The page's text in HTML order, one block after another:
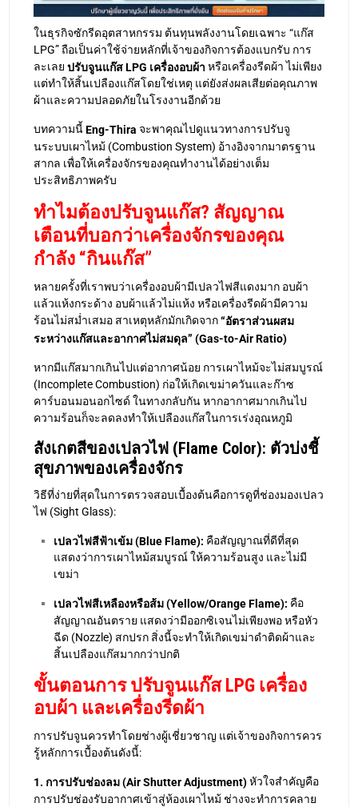
ในธุรกิจซักรีดอุตสาหกรรม ต้นทุนพลังงานโดยเฉพาะ “แก๊ส
LPG” ถือเป็นค่าใช้จ่ายหลักที่เจ้าของกิจการต้องแบกรับ การ
ละเลยปรับจูนแก๊ส LPG เครื่องอบผ้า หรือเครื่องรีดผ้า ไม่เพียง
แต่ทำให้สิ้นเปลืองแก๊สโดยใช่เหตุ แต่ยังส่งผลเสียต่อคุณภาพ
ผ้าและความปลอดภัยในโรงงานอีกด้วย
บทความนี้Eng-Thira จะพาคุณไปดูแนวทางการปรับจู
นระบบเผาไหม้ (Combustion System) อ้างอิงจากมาตรฐาน
สากล เพื่อให้เครื่องจักรของคุณทำงานได้อย่างเต็ม
ประสิทธิภาพครับ
ทำไมต้องปรับจูนแก๊ส? สัญญาณ
เตือนที่บอกว่าเครื่องจักรของคุณ
กำลัง “กินแก๊ส”
หลายครั้งที่เราพบว่าเครื่องอบผ้ามีเปลวไฟสีแดงมาก อบผ้า
แล้วแห้งกระด้าง อบผ้าแล้วไม่แห้ง หรือเครื่องรีดผ้ามีความ
ร้อนไม่สม่ำเสมอ สาเหตุหลักมักเกิดจาก“อัตราส่วนผสม
ระหว่างแก๊สและอากาศไม่สมดุล” (Gas-to-Air Ratio)
หากมีแก๊สมากเกินไปแต่อากาศน้อย การเผาไหม้จะไม่สมบูรณ์
(Incomplete Combustion) ก่อให้เกิดเขม่าควันและก๊าซ
คาร์บอนมอนอกไซด์ ในทางกลับกัน หากอากาศมากเกินไป
ความร้อนก็จะลดลงทำให้เปลืองแก๊สในการเร่งอุณหภูมิ
สังเกตสีของเปลวไฟ (Flame Color): ตัวบ่งชี้
สุขภาพของเครื่องจักร
วิธีที่ง่ายที่สุดในการตรวจสอบเบื้องต้นคือการดูที่ช่องมองเปลว
ไฟ (Sight Glass):
เปลวไฟสีฟ้าเข้ม (Blue Flame): คือสัญญาณที่ดีที่สุด
แสดงว่าการเผาไหม้สมบูรณ์ ให้ความร้อนสูง และไม่มี
เขม่า
เปลวไฟสีเหลืองหรือส้ม (Yellow/Orange Flame): คือ
สัญญาณอันตราย แสดงว่ามีออกซิเจนไม่เพียงพอ หรือหัว
ฉีด (Nozzle) สกปรก สิ่งนี้จะทำให้เกิดเขม่าดำติดผ้าและ
สิ้นเปลืองแก๊สมากกว่าปกติ
ขั้นตอนการ ปรับจูนแก๊ส LPG เครื่อง
อบผ้า และเครื่องรีดผ้า
การปรับจูนควรทำโดยช่างผู้เชี่ยวชาญ แต่เจ้าของกิจการควร
รู้หลักการเบื้องต้นดังนี้:
1. การปรับช่องลม (Air Shutter Adjustment)หัวใจสำคัญคือ
การปรับช่องรับอากาศเข้าสู่ห้องเผาไหม้ ช่างจะทำการคลาย